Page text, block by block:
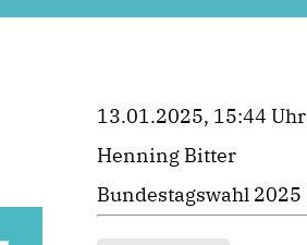
13.01.2025, 15:44 Uhr
Henning Bitter
Bundestagswahl 2025